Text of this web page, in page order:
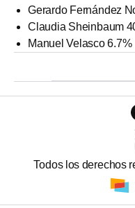
Gerardo Fernández
Claudia Sheinbaum
Manuel Velasco 6.7%
Todos los derechos